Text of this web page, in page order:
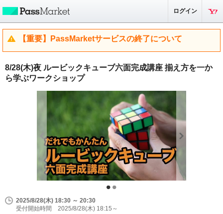
ログイン
【重要】PassMarketサービスの終了について
8/28(木)夜 ルービックキューブ六面完成講座 揃え方を一か
ら学ぶワークショップ
2025/8/28(木) 18:30 ～ 20:30
受付開始時間 2025/8/28(木) 18:15～